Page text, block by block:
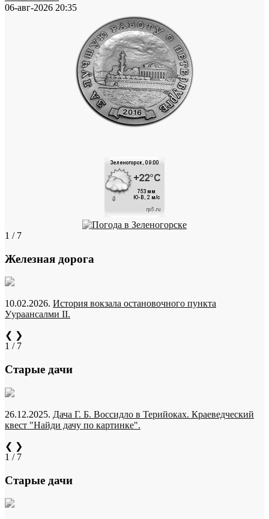
06-авг-2026 20:35
1 / 7
Железная дорога
10.02.2026. История вокзала остановочного пункта
Уураансалми II.
❮ ❯
1 / 7
Старые дачи
26.12.2025. Дача Г. Б. Воссидло в Терийоках. Краеведческий
квест "Найди дачу по картинке".
❮ ❯
1 / 7
Старые дачи